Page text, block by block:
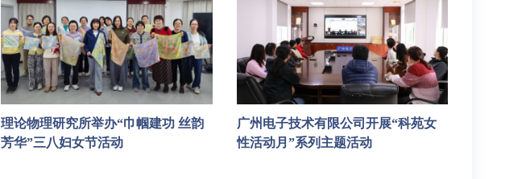
理论物理研究所举办“巾帼建功 丝韵
芳华”三八妇女节活动
广州电子技术有限公司开展“科苑女
性活动月”系列主题活动